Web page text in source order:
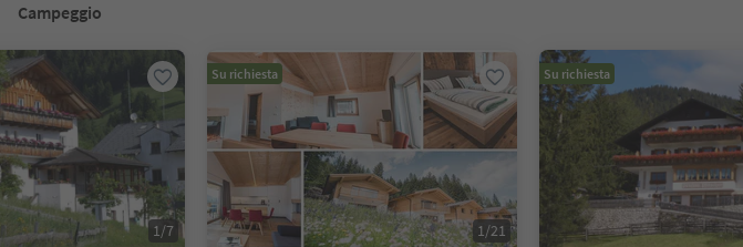
Campeggio
1/7
Su richiesta
1/21
Su richiesta